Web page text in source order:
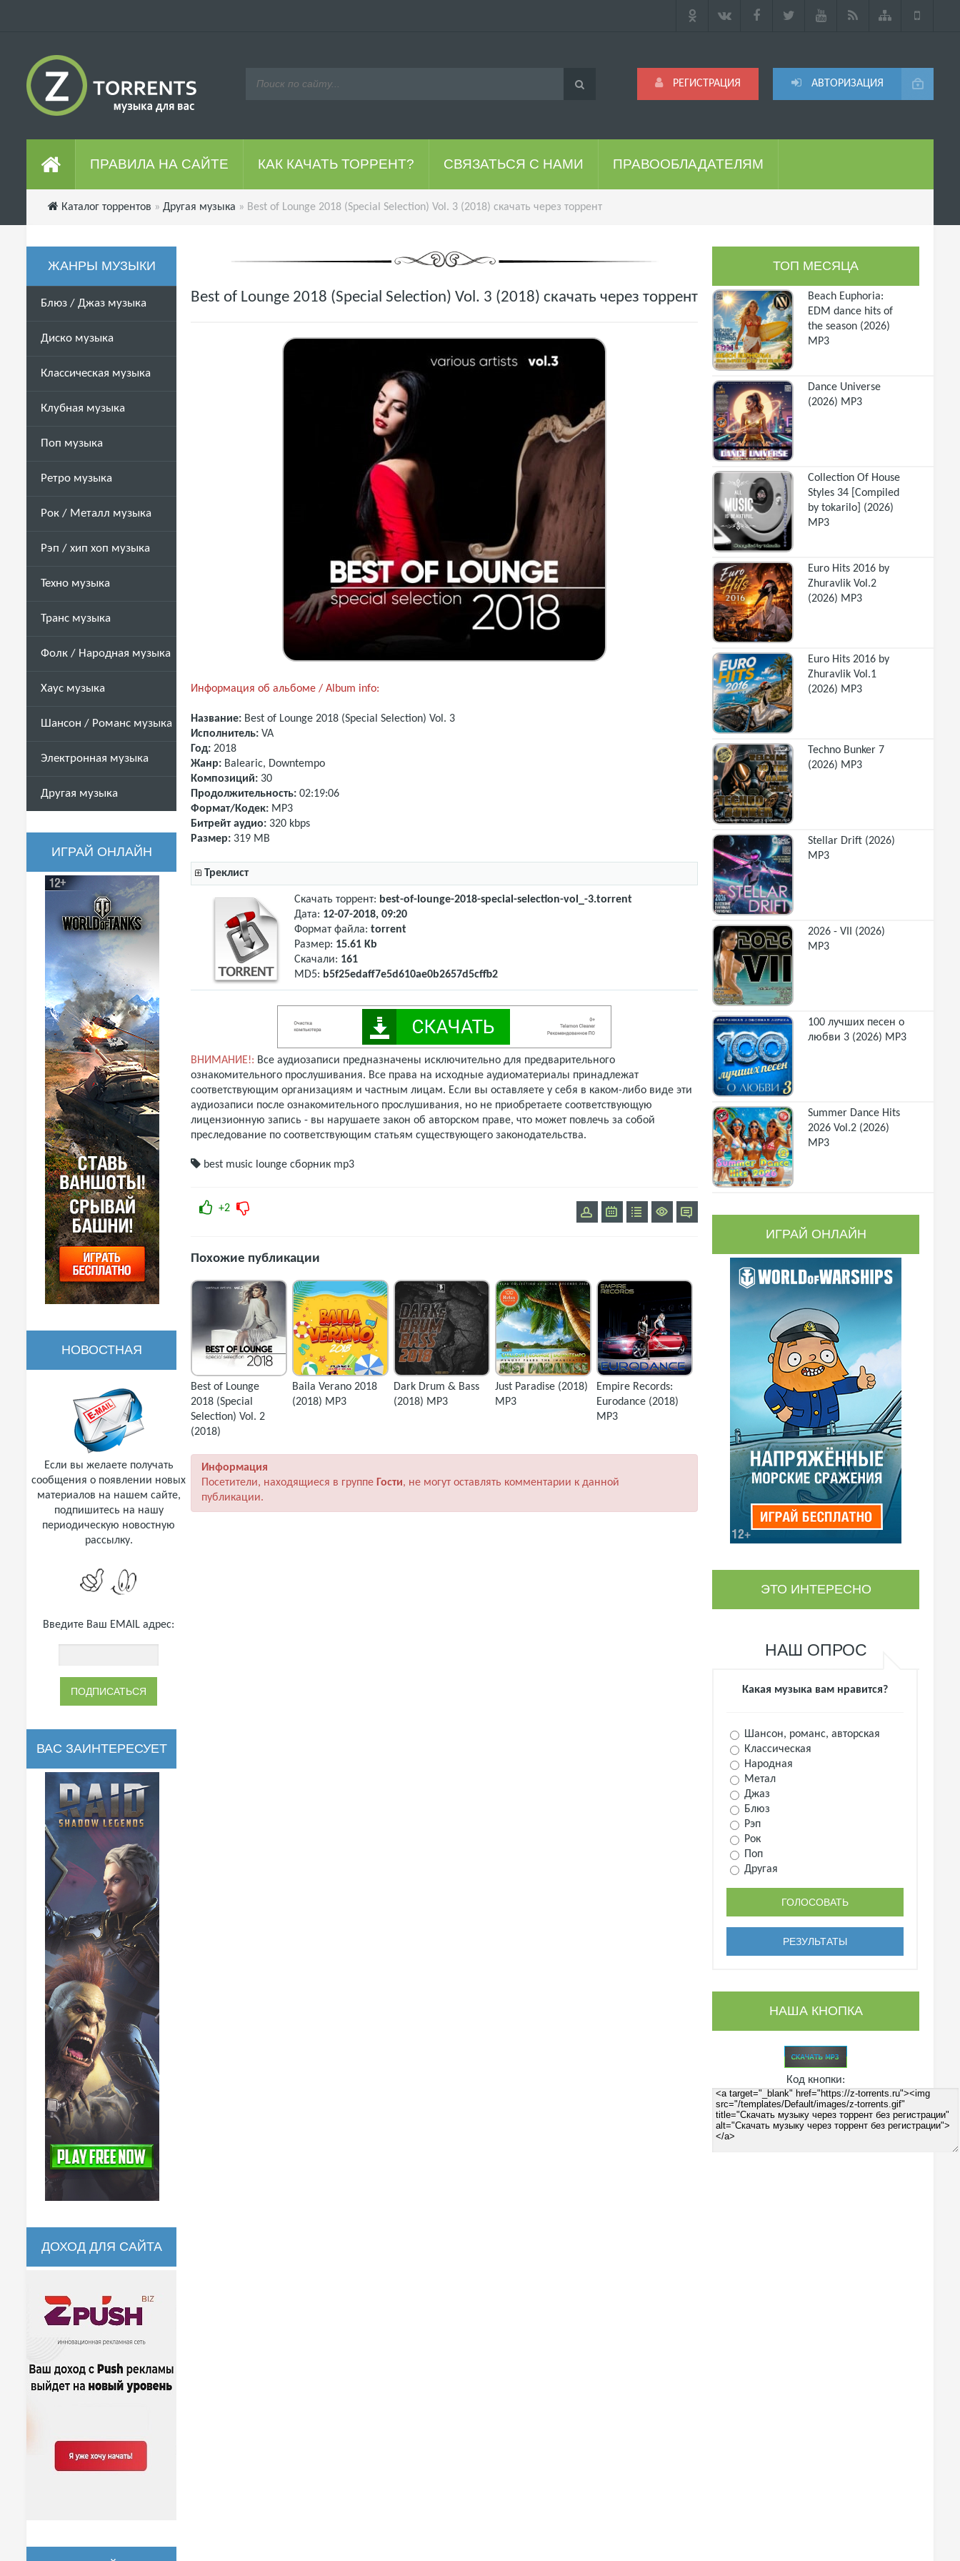
АВТОРИЗАЦИЯ
РЕГИСТРАЦИЯ
ПРАВИЛА НА САЙТЕ КАК КАЧАТЬ ТОРРЕНТ? СВЯЗАТЬСЯ С НАМИ ПРАВООБЛАДАТЕЛЯМ
Каталог торрентов » Другая музыка » Best of Lounge 2018 (Special Selection) Vol. 3 (2018) скачать через торрент
ЖАНРЫ МУЗЫКИ
Блюз / Джаз музыка
Диско музыка
Классическая музыка
Клубная музыка
Поп музыка
Ретро музыка
Рок / Металл музыка
Рэп / хип хоп музыка
Техно музыка
Транс музыка
Фолк / Народная музыка
Хаус музыка
Шансон / Романс музыка
Электронная музыка
Другая музыка
ИГРАЙ ОНЛАЙН
НОВОСТНАЯ
РАССЫЛКА
Если вы желаете получать
сообщения о появлении новых
материалов на нашем сайте,
подпишитесь на нашу
периодическую новостную
рассылку.
Введите Ваш EMAIL адрес:
ВАС ЗАИНТЕРЕСУЕТ
ДОХОД ДЛЯ САЙТА
Best of Lounge 2018 (Special Selection) Vol. 3 (2018) скачать через торрент
Информация об альбоме / Album info:
Название: Best of Lounge 2018 (Special Selection) Vol. 3
Исполнитель: VA
Год: 2018
Жанр: Balearic, Downtempo
Композиций: 30
Продолжительность: 02:19:06
Формат/Кодек: MP3
Битрейт аудио: 320 kbps
Размер: 319 MB
Треклист
Скачать торрент: best-of-lounge-2018-special-selection-vol_-3.torrent
Дата: 12-07-2018, 09:20
Формат файла: torrent
Размер: 15.61 Kb
Скачали: 161
MD5: b5f25edaff7e5d610ae0b2657d5cffb2
ВНИМАНИЕ!: Все аудиозаписи предназначены исключительно для предварительного
ознакомительного прослушивания. Все права на исходные аудиоматериалы принадлежат
соответствующим организациям и частным лицам. Если вы оставляете у себя в каком-либо виде эти
аудиозаписи после ознакомительного прослушивания, но не приобретаете соответствующую
лицензионную запись - вы нарушаете закон об авторском праве, что может повлечь за собой
преследование по соответствующим статьям существующего законодательства.
best music lounge сборник mp3
+2
Похожие публикации
Best of Lounge
2018 (Special
Selection) Vol. 2
(2018)
Baila Verano 2018
(2018) MP3
Dark Drum & Bass
(2018) MP3
Just Paradise (2018)
MP3
Empire Records:
Eurodance (2018)
MP3
Информация
Посетители, находящиеся в группе Гости, не могут оставлять комментарии к данной
публикации.
ТОП МЕСЯЦА
Beach Euphoria:
EDM dance hits of
the season (2026)
MP3
Dance Universe
(2026) MP3
Collection Of House
Styles 34 [Compiled
by tokarilo] (2026)
MP3
Euro Hits 2016 by
Zhuravlik Vol.2
(2026) MP3
Euro Hits 2016 by
Zhuravlik Vol.1
(2026) MP3
Techno Bunker 7
(2026) MP3
Stellar Drift (2026)
MP3
2026 - VII (2026)
MP3
100 лучших песен о
любви 3 (2026) MP3
Summer Dance Hits
2026 Vol.2 (2026)
MP3
ИГРАЙ ОНЛАЙН
ЭТО ИНТЕРЕСНО
НАШ ОПРОС
Какая музыка вам нравится?
Шансон, романс, авторская
Классическая
Народная
Метал
Джаз
Блюз
Рэп
Рок
Поп
Другая
НАША КНОПКА
Код кнопки: